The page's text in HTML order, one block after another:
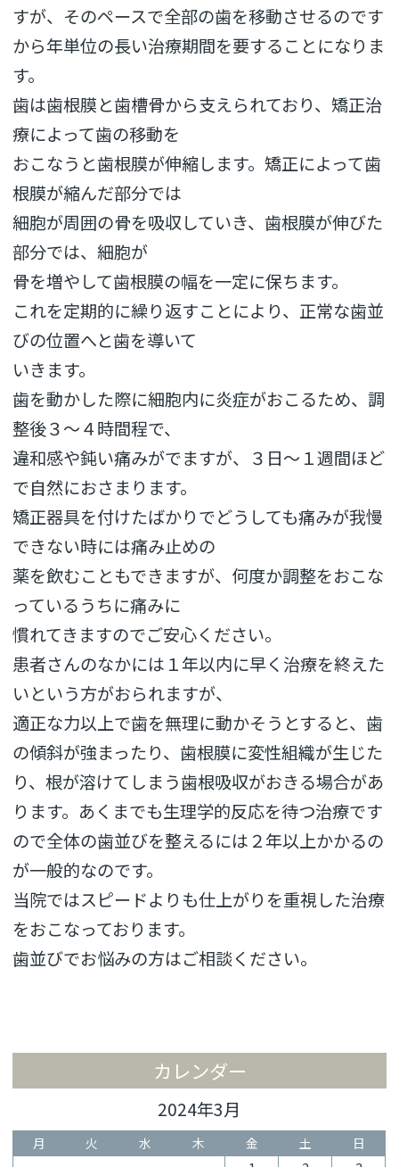
すが、そのペースで全部の歯を移動させるのです
から年単位の長い治療期間を要することになりま
す。
歯は歯根膜と歯槽骨から支えられており、矯正治
療によって歯の移動を
おこなうと歯根膜が伸縮します。矯正によって歯
根膜が縮んだ部分では
細胞が周囲の骨を吸収していき、歯根膜が伸びた
部分では、細胞が
骨を増やして歯根膜の幅を一定に保ちます。
これを定期的に繰り返すことにより、正常な歯並
びの位置へと歯を導いて
いきます。
歯を動かした際に細胞内に炎症がおこるため、調
整後３～４時間程で、
違和感や鈍い痛みがでますが、３日〜１週間ほど
で自然におさまります。
矯正器具を付けたばかりでどうしても痛みが我慢
できない時には痛み止めの
薬を飲むこともできますが、何度か調整をおこな
っているうちに痛みに
慣れてきますのでご安心ください。
患者さんのなかには１年以内に早く治療を終えた
いという方がおられますが、
適正な力以上で歯を無理に動かそうとすると、歯
の傾斜が強まったり、歯根膜に変性組織が生じた
り、根が溶けてしまう歯根吸収がおきる場合があ
ります。あくまでも生理学的反応を待つ治療です
ので全体の歯並びを整えるには２年以上かかるの
が一般的なのです。
当院ではスピードよりも仕上がりを重視した治療
をおこなっております。
歯並びでお悩みの方はご相談ください。
カレンダー
2024年3月
月 火 水 木 金 土 日